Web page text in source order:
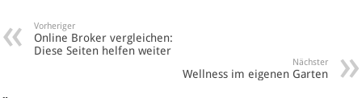
Vorheriger
Online Broker vergleichen:
Diese Seiten helfen weiter
Nächster
Wellness im eigenen Garten